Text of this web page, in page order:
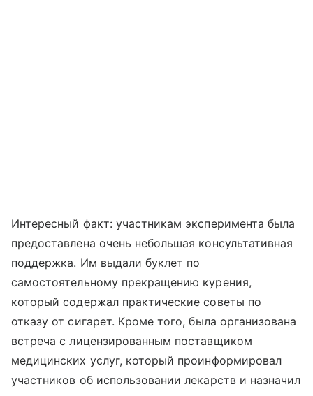
Интересный факт: участникам эксперимента была
предоставлена ​​очень небольшая консультативная
поддержка. Им выдали буклет по
самостоятельному прекращению курения,
который содержал практические советы по
отказу от сигарет. Кроме того, была организована
встреча с лицензированным поставщиком
медицинских услуг, который проинформировал
участников об использовании лекарств и назначил